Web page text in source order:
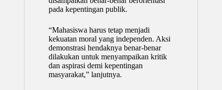
pada kepentingan publik.
“Mahasiswa harus tetap menjadi
kekuatan moral yang independen. Aksi
demonstrasi hendaknya benar-benar
dilakukan untuk menyampaikan kritik
dan aspirasi demi kepentingan
masyarakat,” lanjutnya.